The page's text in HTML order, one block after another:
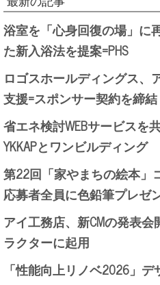
浴室を「心身回復の場」に
た新入浴法を提案=PHS
ロゴスホールディングス、
支援=スポンサー契約を締結
省エネ検討WEBサービスを
YKKAPとワンビルディング
第22回「家やまちの絵本」
応募者全員に色鉛筆プレゼ
アイ工務店、新CMの発表
ラクターに起用
「性能向上リノベ2026」デ